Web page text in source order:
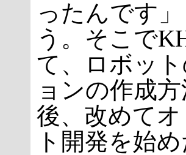
ったんです
う。そこで
て、ロボッ
ョンの作成
後、改めて
ト開発を始